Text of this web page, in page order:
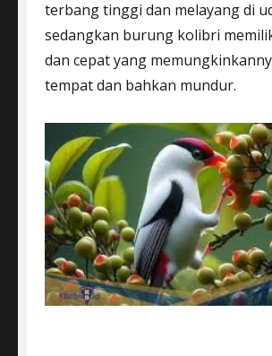
terbang tinggi dan melayang di
sedangkan burung kolibri
dan cepat yang
tempat dan bahkan mundur.